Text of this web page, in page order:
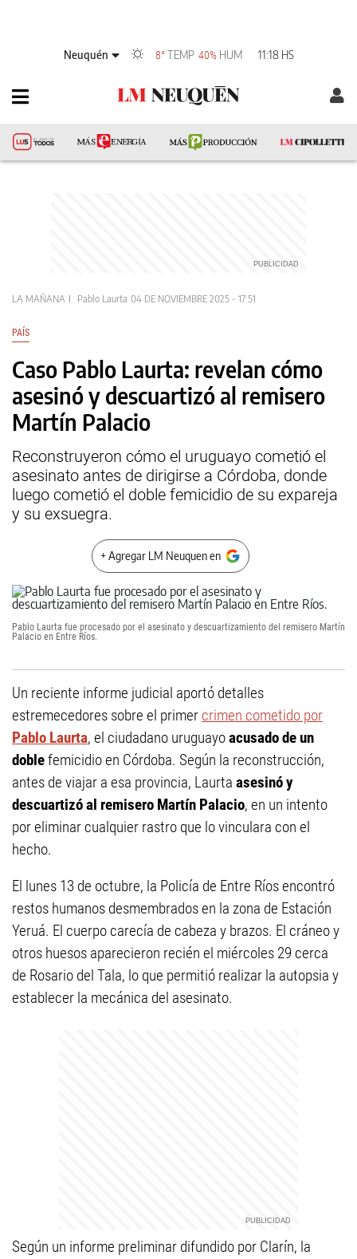
Neuquén 8° TEMP 40% HUM 11:18 HS
LA MAÑANA Pablo Laurta 04 DE NOVIEMBRE 2025 - 17:51
PAÍS
Caso Pablo Laurta: revelan cómo
asesinó y descuartizó al remisero
Martín Palacio
Reconstruyeron cómo el uruguayo cometió el
asesinato antes de dirigirse a Córdoba, donde
luego cometió el doble femicidio de su expareja
y su exsuegra.
+ Agregar LM Neuquen en
Pablo Laurta fue procesado por el asesinato y descuartizamiento del remisero Martín
Palacio en Entre Ríos.
Un reciente informe judicial aportó detalles
estremecedores sobre el primer crimen cometido por
Pablo Laurta, el ciudadano uruguayoacusado de un
doblefemicidio en Córdoba. Según la reconstrucción,
antes de viajar a esa provincia, Laurta asesinó y
descuartizó al remisero Martín Palacio, en un intento
por eliminar cualquier rastro que lo vinculara con el
hecho.
El lunes 13 de octubre, la Policía de Entre Ríos encontró
restos humanos desmembrados en la zona de Estación
Yeruá. El cuerpo carecía de cabeza y brazos. El cráneo y
otros huesos aparecieron recién el miércoles 29 cerca
de Rosario del Tala, lo que permitió realizar la autopsia y
establecer la mecánica del asesinato.
Según un informe preliminar difundido por Clarín, la